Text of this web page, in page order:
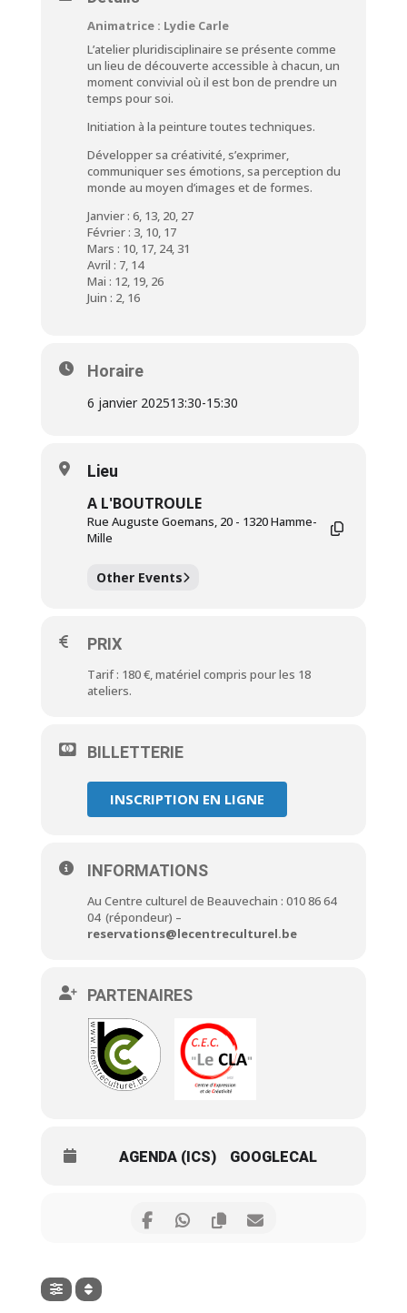
Animatrice : Lydie Carle
L’atelier pluridisciplinaire se présente comme
un lieu de découverte accessible à chacun, un
moment convivial où il est bon de prendre un
temps pour soi.
Initiation à la peinture toutes techniques.
Développer sa créativité, s’exprimer,
communiquer ses émotions, sa perception du
monde au moyen d’images et de formes.
Janvier : 6, 13, 20, 27
Février : 3, 10, 17
Mars : 10, 17, 24, 31
Avril : 7, 14
Mai : 12, 19, 26
Juin : 2, 16
Horaire
6 janvier 202513:30-15:30
Lieu
A L'BOUTROULE
Rue Auguste Goemans, 20 - 1320 Hamme-
Mille
Other Events
PRIX
Tarif : 180 €, matériel compris pour les 18
ateliers.
BILLETTERIE
INSCRIPTION EN LIGNE
INFORMATIONS
Au Centre culturel de Beauvechain : 010 86 64
04 (répondeur) –
reservations@lecentreculturel.be
PARTENAIRES
AGENDA (ICS) GOOGLECAL